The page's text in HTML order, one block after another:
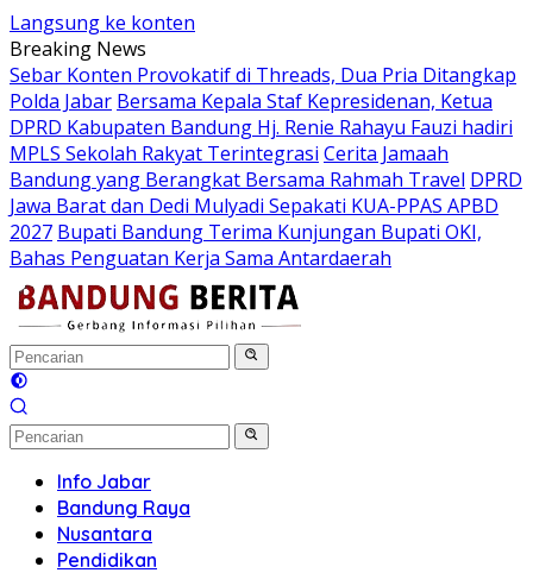
Langsung ke konten
Breaking News
Sebar Konten Provokatif di Threads, Dua Pria Ditangkap
Polda Jabar Bersama Kepala Staf Kepresidenan, Ketua
DPRD Kabupaten Bandung Hj. Renie Rahayu Fauzi hadiri
MPLS Sekolah Rakyat Terintegrasi Cerita Jamaah
Bandung yang Berangkat Bersama Rahmah Travel DPRD
Jawa Barat dan Dedi Mulyadi Sepakati KUA-PPAS APBD
2027 Bupati Bandung Terima Kunjungan Bupati OKI,
Bahas Penguatan Kerja Sama Antardaerah
Info Jabar
Bandung Raya
Nusantara
Pendidikan